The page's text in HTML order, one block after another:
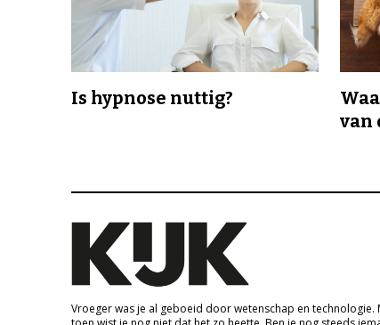
Is hypnose nuttig?
van
Vroeger was je al geboeid door wetenschap en technologie.